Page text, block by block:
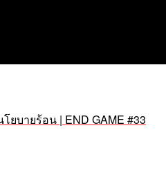
ยบายร้อน | END GAME #33